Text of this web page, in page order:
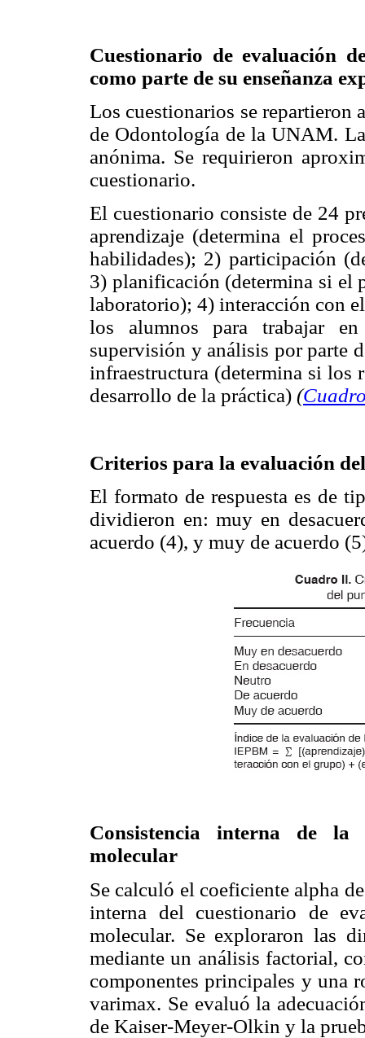
Cuestionario de evaluación
como parte de su enseñanza
Los cuestionarios se repartieron
de Odontología de la UNAM.
anónima. Se requirieron
cuestionario.
El cuestionario consiste de 24
aprendizaje (determina el
habilidades); 2) participación
3) planificación (determina si el
laboratorio); 4) interacción con
los alumnos para trabajar
supervisión y análisis por parte
infraestructura (determina si los
desarrollo de la práctica) (
Criterios para la evaluación
El formato de respuesta es de
dividieron en: muy en
acuerdo (4), y muy de acuerdo
Consistencia interna de la
molecular
Se calculó el coeficiente alpha
interna del cuestionario de
molecular. Se exploraron las
mediante un análisis factorial,
componentes principales y una
varimax. Se evaluó la
de Kaiser-Meyer-Olkin y la